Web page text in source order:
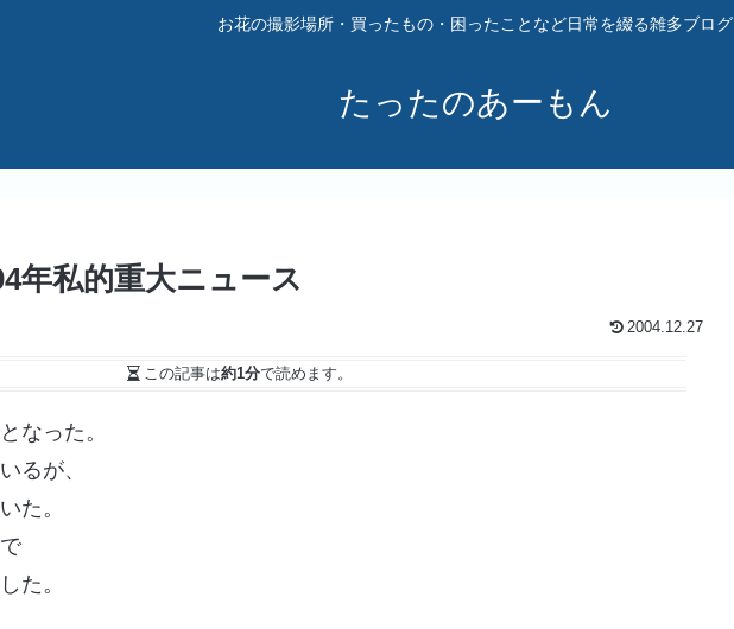
お花の撮影場所・買ったもの・困ったことなど日常を綴る雑多ブログ
たったのあーもん
年私的重大ニュース
2004.12.27
この記事は約1分で読めます。
なった。
るが、
た。
た。